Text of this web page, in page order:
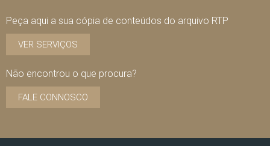
Peça aqui a sua cópia de conteúdos do arquivo RTP
VER SERVIÇOS
Não encontrou o que procura?
FALE CONNOSCO